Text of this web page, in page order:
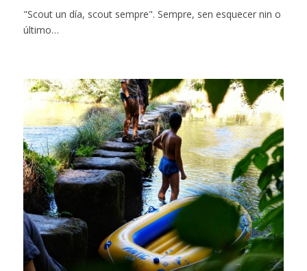
"Scout un día, scout sempre". Sempre, sen esquecer nin o
último…